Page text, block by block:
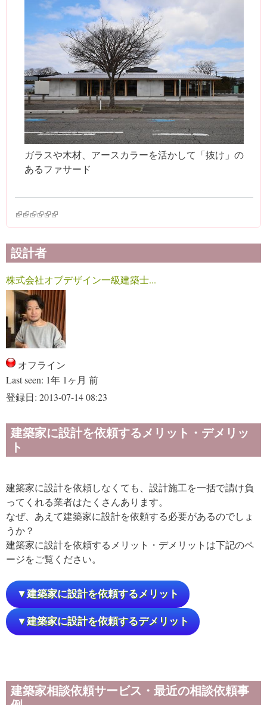
ガラスや木材、アースカラーを活かして「抜け」の
あるファサード
(link is external)
(link is external)
(link is external)
(link is external)
(link is external)
(link is external)
設計者
株式会社オブデザイン一級建築士...
オフライン
Last seen: 1年 1ヶ月 前
登録日: 2013-07-14 08:23
建築家に設計を依頼するメリット・デメリッ
ト
建築家に設計を依頼しなくても、設計施工を一括で請け負
ってくれる業者はたくさんあります。
なぜ、あえて建築家に設計を依頼する必要があるのでしょ
うか？
建築家に設計を依頼するメリット・デメリットは下記のペ
ージをご覧ください。
▼建築家に設計を依頼するメリット
▼建築家に設計を依頼するデメリット
建築家相談依頼サービス・最近の相談依頼事